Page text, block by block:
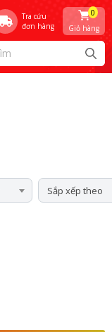
Tra cứu
đơn hàng
Giỏ hàng
0
Sắp xếp theo